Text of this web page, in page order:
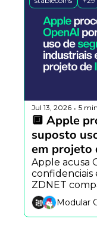
Jul 13, 2026 • 5
🔲 Apple
suposto
em projeto
Apple acusa
confidenciais
ZDNET
IA de 2026 e
humanos
segurança.
Modular